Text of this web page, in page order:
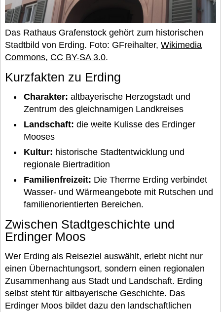
Das Rathaus Grafenstock gehört zum historischen
Stadtbild von Erding. Foto: GFreihalter, Wikimedia
Commons, CC BY-SA 3.0.
Kurzfakten zu Erding
Charakter: altbayerische Herzogstadt und
Zentrum des gleichnamigen Landkreises
Landschaft: die weite Kulisse des Erdinger
Mooses
Kultur: historische Stadtentwicklung und
regionale Biertradition
Familienfreizeit: Die Therme Erding verbindet
Wasser- und Wärmeangebote mit Rutschen und
familienorientierten Bereichen.
Zwischen Stadtgeschichte und
Erdinger Moos
Wer Erding als Reiseziel auswählt, erlebt nicht nur
einen Übernachtungsort, sondern einen regionalen
Zusammenhang aus Stadt und Landschaft. Erding
selbst steht für altbayerische Geschichte. Das
Erdinger Moos bildet dazu den landschaftlichen